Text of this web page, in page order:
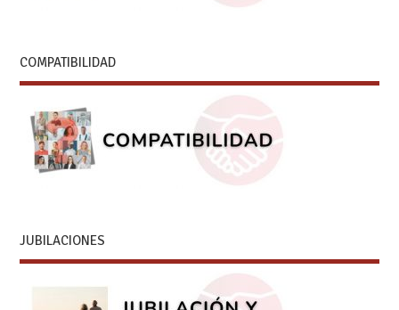
COMPATIBILIDAD
JUBILACIONES